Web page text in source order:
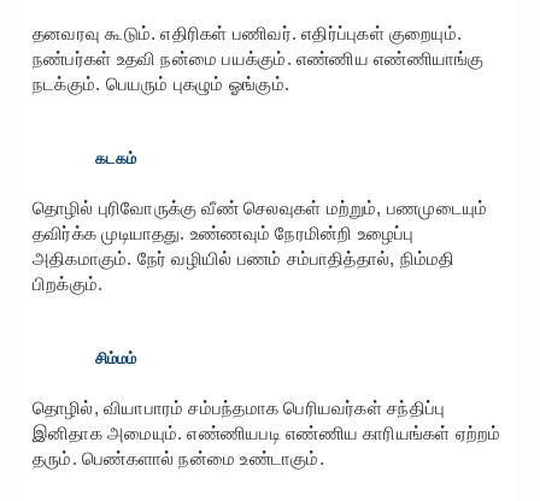
தனவரவு கூடும். எதிரிகள் பணிவர். எதிர்ப்புகள் குறையும்.
நண்பர்கள் உதவி நன்மை பயக்கும். எண்ணிய எண்ணியாங்கு
நடக்கும். பெயரும் புகழும் ஓங்கும்.
கடகம்
தொழில் புரிவோருக்கு வீண் செலவுகள் மற்றும், பணமுடையும்
தவிர்க்க முடியாதது. உண்ணவும் நேரமின்றி உழைப்பு
அதிகமாகும். நேர் வழியில் பணம் சம்பாதித்தால், நிம்மதி
பிறக்கும்.
சிம்மம்
தொழில், வியாபாரம் சம்பந்தமாக பெரியவர்கள் சந்திப்பு
இனிதாக அமையும். எண்ணியபடி எண்ணிய காரியங்கள் ஏற்றம்
தரும். பெண்களால் நன்மை உண்டாகும்.